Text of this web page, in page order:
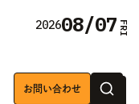
202608/07 FRI
お問い合わせ